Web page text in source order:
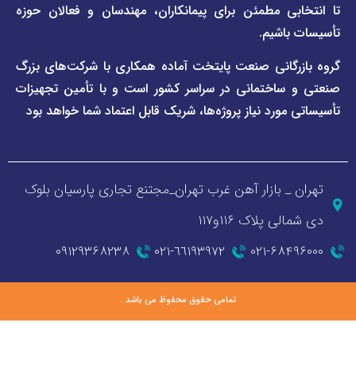
مطمئن برای پیمانکاران، مهندسان و فعالان حوزه
صنعت پایتخت آماده همکاری با شرکت‌های بزرگ
در سراسر کشور است و با تأمین تجهیزات
نیاز پروژه‌ها، شریک قابل اعتماد شما خواهد بود
بازار آهن غرب تهران_مجتنع تجاری پارسیان بلوک
۱۱۶و۱۱۷
٦٦١٩٣٩٧٢-٠٢١ ۰۹۱۲۹۳۶۸۲۳۸
تمامی حقوق محفوظ می باشد .